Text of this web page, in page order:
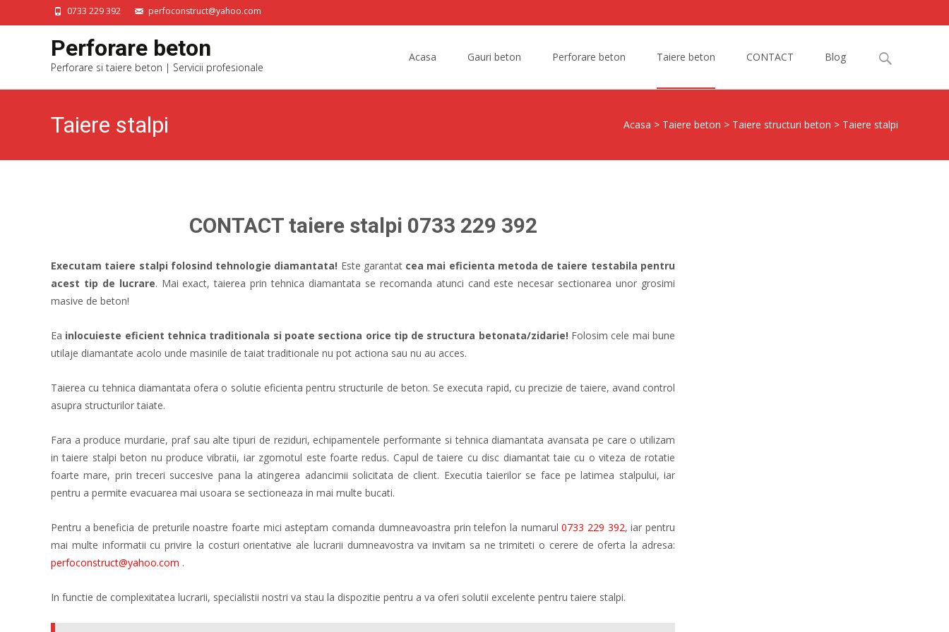
0733 229 392 perfoconstruct@yahoo.com
Perforare beton
Perforare si taiere beton | Servicii profesionale
Acasa Gauri beton Perforare beton Taiere beton CONTACT Blog
Search
Taiere stalpi Acasa > Taiere beton > Taiere structuri beton > Taiere stalpi
CONTACT taiere stalpi 0733 229 392
Executam taiere stalpi folosind tehnologie diamantata! Este garantat cea mai eficienta metoda de taiere testabila pentru
acest tip de lucrare. Mai exact, taierea prin tehnica diamantata se recomanda atunci cand este necesar sectionarea unor grosimi
masive de beton!
Ea inlocuieste eficient tehnica traditionala si poate sectiona orice tip de structura betonata/zidarie! Folosim cele mai bune
utilaje diamantate acolo unde masinile de taiat traditionale nu pot actiona sau nu au acces.
Taierea cu tehnica diamantata ofera o solutie eficienta pentru structurile de beton. Se executa rapid, cu precizie de taiere, avand control
asupra structurilor taiate.
Fara a produce murdarie, praf sau alte tipuri de reziduri, echipamentele performante si tehnica diamantata avansata pe care o utilizam
in taiere stalpi beton nu produce vibratii, iar zgomotul este foarte redus. Capul de taiere cu disc diamantat taie cu o viteza de rotatie
foarte mare, prin treceri succesive pana la atingerea adancimii solicitata de client. Executia taierilor se face pe latimea stalpului, iar
pentru a permite evacuarea mai usoara se sectioneaza in mai multe bucati.
Pentru a beneficia de preturile noastre foarte mici asteptam comanda dumneavoastra prin telefon la numarul0733 229 392, iar pentru
mai multe informatii cu privire la costuri orientative ale lucrarii dumneavostra va invitam sa ne trimiteti o cerere de oferta la adresa:
perfoconstruct@yahoo.com .
In functie de complexitatea lucrarii, specialistii nostri va stau la dispozitie pentru a va oferi solutii excelente pentru taiere stalpi.